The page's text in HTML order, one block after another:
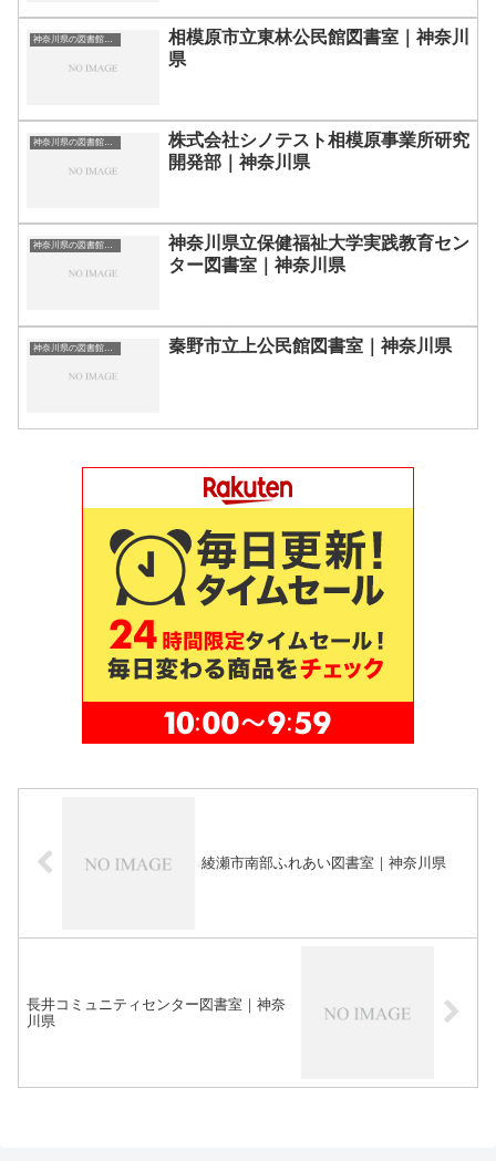
神奈川県の図書館｜勉強できる場所
相模原市立東林公民館図書室｜神奈川
県
神奈川県の図書館｜勉強できる場所
株式会社シノテスト相模原事業所研究
開発部｜神奈川県
神奈川県の図書館｜勉強できる場所
神奈川県立保健福祉大学実践教育セン
ター図書室｜神奈川県
神奈川県の図書館｜勉強できる場所 秦野市立上公民館図書室｜神奈川県
綾瀬市南部ふれあい図書室｜神奈川県
長井コミュニティセンター図書室｜神奈
川県